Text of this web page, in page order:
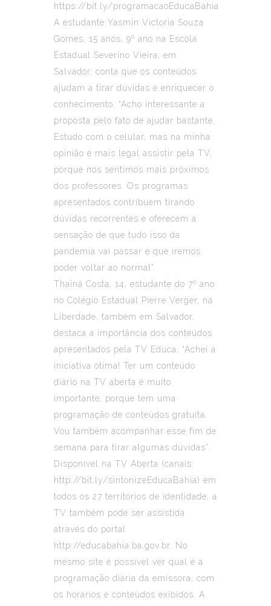
https://bit.ly/programacaoEducaBahia
A estudante Yasmin Victoria Souza
Gomes, 15 anos, 9º ano na Escola
Estadual Severino Vieira, em
Salvador, conta que os conteúdos
ajudam a tirar dúvidas e enriquecer o
conhecimento. “Acho interessante a
proposta pelo fato de ajudar bastante.
Estudo com o celular, mas na minha
opinião é mais legal assistir pela TV,
porque nos sentimos mais próximos
dos professores. Os programas
apresentados contribuem tirando
dúvidas recorrentes e oferecem a
sensação de que tudo isso da
pandemia vai passar e que iremos
poder voltar ao normal”.
Thainá Costa, 14, estudante do 7º ano
no Colégio Estadual Pierre Verger, na
Liberdade, também em Salvador,
destaca a importância dos conteúdos
apresentados pela TV Educa. “Achei a
iniciativa ótima! Ter um conteúdo
diário na TV aberta é muito
importante, porque tem uma
programação de conteúdos gratuita.
Vou também acompanhar esse fim de
semana para tirar algumas dúvidas”.
Disponível na TV Aberta (canais:
http://bit.ly/sintonizeEducaBahia) em
todos os 27 territórios de identidade, a
TV também pode ser assistida
através do portal
http://educabahia.ba.gov.br. No
mesmo site é possível ver qual é a
programação diária da emissora, com
os horários e conteúdos exibidos. A